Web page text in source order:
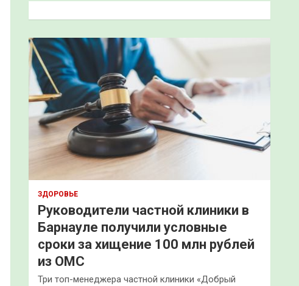
к
ЗДОРОВЬЕ
Руководители частной клиники в
Барнауле получили условные
сроки за хищение 100 млн рублей
из ОМС
Три топ-менеджера частной клиники «Добрый